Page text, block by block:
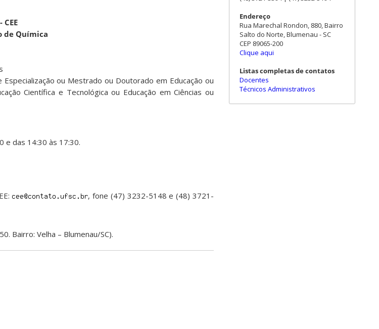
de Química
ou Mestrado ou Doutorado em Educação ou
Científica e Tecnológica ou Educação em Ciências ou
e das 14:30 às 17:30.
, fone (47) 3232-5148 e (48) 3721-
Bairro: Velha – Blumenau/SC).
Endereço
Rua Marechal Rondon, 880, Bairro
Salto do Norte, Blumenau - SC
CEP 89065-200
Clique aqui
Listas completas de contatos
Docentes
Técnicos Administrativos